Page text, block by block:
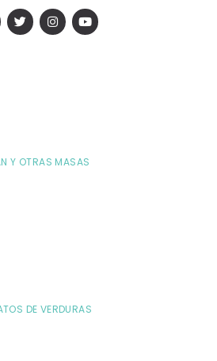
Y OTRAS MASAS
DE VERDURAS